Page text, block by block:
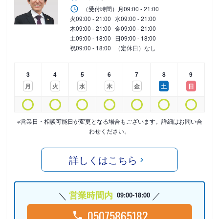
（受付時間） 月09:00 - 21:00
火09:00 - 21:00 水09:00 - 21:00
木09:00 - 21:00 金09:00 - 21:00
土09:00 - 18:00 日09:00 - 18:00
祝09:00 - 18:00 （定休日）なし
3
月
4
火
5
水
6
木
7
金
8
土
9
日
※営業日・相談可能日が変更となる場合もございます。詳細はお問い合
わせください。
詳しくはこちら
営業時間内 09:00-18:00